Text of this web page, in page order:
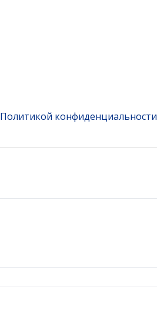
Политикой конфиденциальности